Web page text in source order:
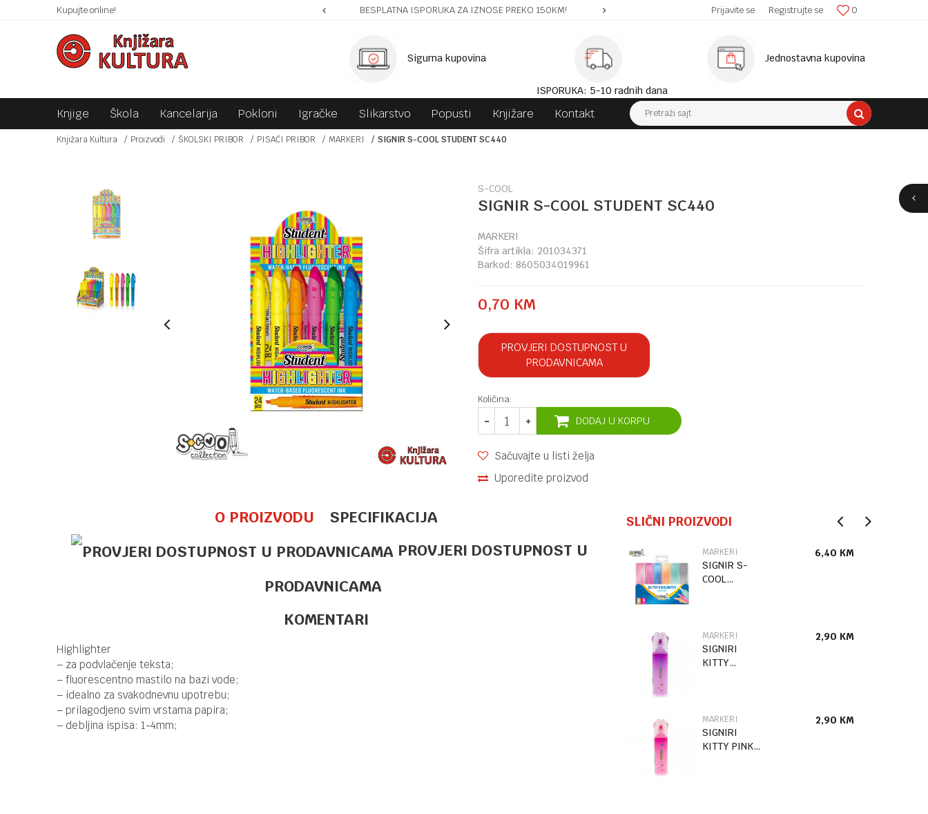
Kupujte online!SIGURNO PLAĆANJE PLATNIM KARTICAMA! BESPLATNA ISPORUKA ZA IZNOSE PREKO 150KM! SIGURNA ISPORUKA! 0
Prijavite se Registrujte se
Sigurna kupovina
ISPORUKA: 5-10 radnih dana
Jednostavna kupovina
Knjige Škola Kancelarija Pokloni Igračke Slikarstvo Popusti Knjižare Kontakt Pretraži sajt
Knjižara Kultura Proizvodi ŠKOLSKI PRIBOR PISAĆI PRIBOR MARKERI SIGNIR S-COOL STUDENT SC440
S-COOL
SIGNIR S-COOL STUDENT SC440
MARKERI
Šifra artikla: 201034371
Barkod: 8605034019961
0,70 KM
PROVJERI DOSTUPNOST U
PRODAVNICAMA
Količina:
DODAJ U KORPU
Sačuvajte u listi želja
Uporedite proizvod
O PROIZVODU
SPECIFIKACIJA
PROVJERI DOSTUPNOST U
PRODAVNICAMA
KOMENTARI
Highlighter
– za podvlačenje teksta;
– fluorescentno mastilo na bazi vode;
– idealno za svakodnevnu upotrebu;
– prilagodjeno svim vrstama papira;
– debljina ispisa: 1-4mm;
SLIČNI PROIZVODI
MARKERI 5,90 MARKERI
SIGNIR S-
COOL
6,40 KM
MARKERI
SIGNIRI
KITTY
2,90 KM
MARKERI
SIGNIRI
KITTY PINK
2,90 KM